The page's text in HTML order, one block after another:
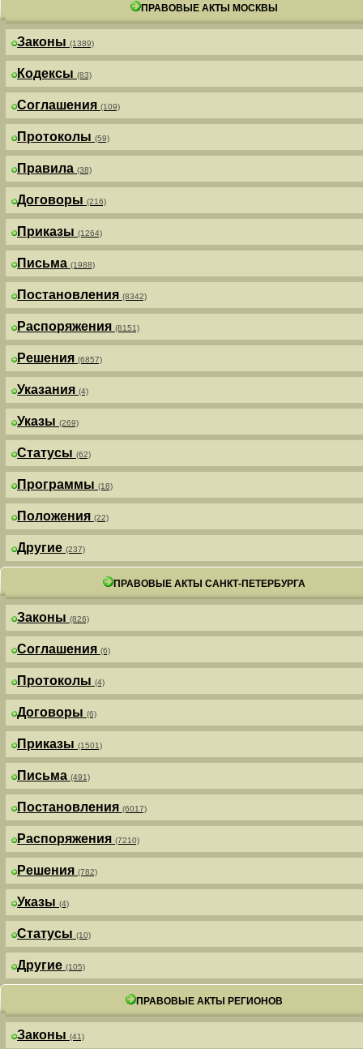
ПРАВОВЫЕ АКТЫ МОСКВЫ
Законы (1389)
Кодексы (83)
Соглашения (109)
Протоколы (59)
Правила (38)
Договоры (216)
Приказы (1264)
Письма (1988)
Постановления (8342)
Распоряжения (8151)
Решения (6857)
Указания (4)
Указы (269)
Статусы (62)
Программы (18)
Положения (22)
Другие (237)
ПРАВОВЫЕ АКТЫ САНКТ-ПЕТЕРБУРГА
Законы (826)
Соглашения (6)
Протоколы (4)
Договоры (6)
Приказы (1501)
Письма (491)
Постановления (6017)
Распоряжения (7210)
Решения (782)
Указы (4)
Статусы (10)
Другие (105)
ПРАВОВЫЕ АКТЫ РЕГИОНОВ
Законы (41)